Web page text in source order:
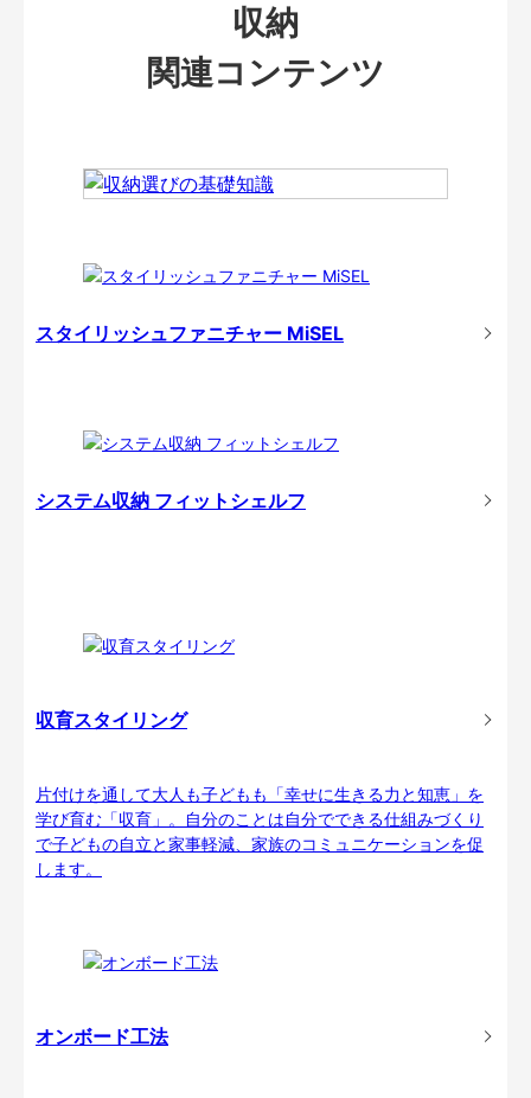
収納
関連コンテンツ
スタイリッシュファニチャー MiSEL
システム収納 フィットシェルフ
収育スタイリング
片付けを通して大人も子どもも「幸せに生きる力と知恵」を
学び育む「収育」。自分のことは自分でできる仕組みづくり
で子どもの自立と家事軽減、家族のコミュニケーションを促
します。
オンボード工法